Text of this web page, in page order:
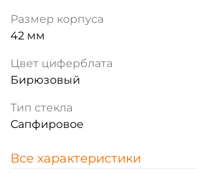
Размер корпуса
42 мм
Цвет циферблата
Бирюзовый
Тип стекла
Сапфировое
Все характеристики